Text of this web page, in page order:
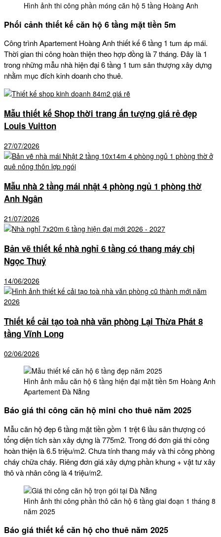
Hình ảnh thi công phần móng căn hộ 5 tầng Hoàng Anh
Phối cảnh thiết kế căn hộ 6 tầng mặt tiền 5m
Công trình Apartement Hoàng Anh thiết kế 6 tầng 1 tum áp mái.
Thời gian thi công hoàn thiện theo hợp đồng là 7 tháng. Đây là 1
trong những mẫu nhà hiện đại 6 tầng 1 tum sân thượng xây dựng
nhằm mục đích kinh doanh cho thuê.
Mẫu thiết kế Shop thời trang ấn tượng giá rẻ đẹp
Louis Vuitton
27/07/2026
Mẫu nhà 2 tầng mái nhật 4 phòng ngủ 1 phòng thờ
Anh Ngân
21/07/2026
Bản vẽ thiết kế nhà nghỉ 6 tầng có thang máy chị
Ngọc Thuỷ
14/06/2026
Thiết kế cải tạo toà nhà văn phòng Lại Thừa Phát 8
tầng Vĩnh Long
02/06/2026
Hình ảnh mẫu căn hộ 6 tầng hiện đại mặt tiền 5m Hoàng Anh
Apartement Đà Nẵng
Báo giá thi công căn hộ mini cho thuê năm 2025
Mẫu căn hộ đẹp 6 tầng mặt tiền gồm 1 trệt 6 lầu sân thượng có
tổng diện tích sàn xây dựng là 775m2. Trong đó đơn giá thi công
hoàn thiện là 6.5 triệu/m2. Chưa tính thang máy và thi công phòng
cháy chữa cháy. Riêng đơn giá xây dựng phần khung + vật tư xây
thô và nhân công là 4 triệu/m2.
Hình ảnh thi công phần thô căn hộ 6 tầng giai đoạn 1 tháng 8
năm 2025
Báo giá thiết kế căn hộ cho thuê năm 2025